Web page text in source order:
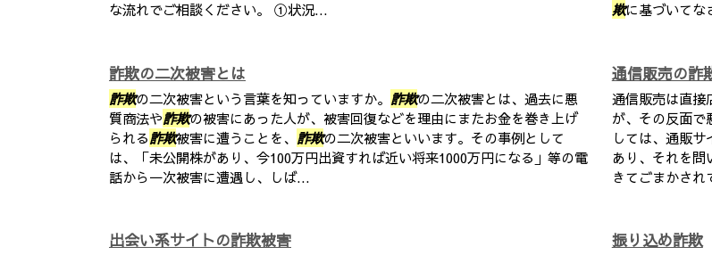
な流れでご相談ください。 ①状況...
欺に基づいてな
詐欺の二次被害とは
詐欺の二次被害という言葉を知っていますか。 詐欺の二次被害とは、過去に悪
質商法や詐欺の被害にあった人が、被害回復などを理由にまたお金を巻き上げ
られる詐欺被害に遭うことを、 詐欺の二次被害といいます。その事例として
は、「未公開株があり、今100万円出資すれば近い将来1000万円になる」等の電
話から一次被害に遭遇し、しば...
通信販売の詐
通信販売は直接
が、その反面で
しては、通販
あり、それを問
きてごまかさ
出会い系サイトの詐欺被害 振り込め詐欺